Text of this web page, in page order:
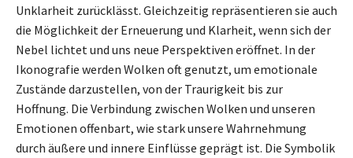
Unklarheit zurücklässt. Gleichzeitig repräsentieren sie auch
die Möglichkeit der Erneuerung und Klarheit, wenn sich der
Nebel lichtet und uns neue Perspektiven eröffnet. In der
Ikonografie werden Wolken oft genutzt, um emotionale
Zustände darzustellen, von der Traurigkeit bis zur
Hoffnung. Die Verbindung zwischen Wolken und unseren
Emotionen offenbart, wie stark unsere Wahrnehmung
durch äußere und innere Einflüsse geprägt ist. Die Symbolik